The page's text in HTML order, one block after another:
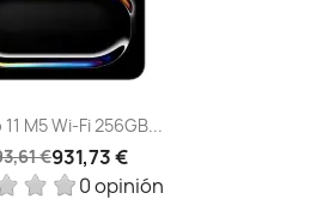
M5 Wi‑Fi 256GB...
€931,73 €
0 opinión